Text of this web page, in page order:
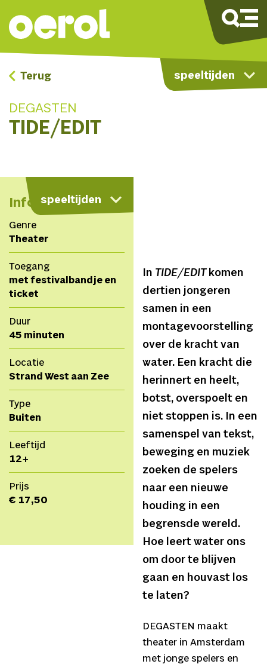
speeltijden
Terug
DEGASTEN
TIDE/EDIT
speeltijden
kaart
Info
Genre
Theater
Toegang
met festivalbandje en
ticket
Duur
45 minuten
Locatie
Strand West aan Zee
Type
Buiten
Leeftijd
12+
Prijs
€ 17,50
In TIDE/EDITkomen
dertien jongeren
samen in een
montagevoorstelling
over de kracht van
water. Een kracht die
herinnert en heelt,
botst, overspoelt en
niet stoppen is. In een
samenspel van tekst,
beweging en muziek
zoeken de spelers
naar een nieuwe
houding in een
begrensde wereld.
Hoe leert water ons
om door te blijven
gaan en houvast los
te laten?
DEGASTEN maakt
theater in Amsterdam
met jonge spelers en